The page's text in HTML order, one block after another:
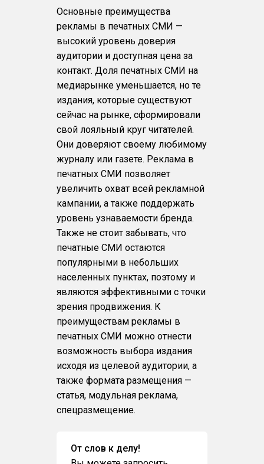
Основные преимущества
рекламы в печатных СМИ —
высокий уровень доверия
аудитории и доступная цена за
контакт. Доля печатных СМИ на
медиарынке уменьшается, но те
издания, которые существуют
сейчас на рынке, сформировали
свой лояльный круг читателей.
Они доверяют своему любимому
журналу или газете. Реклама в
печатных СМИ позволяет
увеличить охват всей рекламной
кампании, а также поддержать
уровень узнаваемости бренда.
Также не стоит забывать, что
печатные СМИ остаются
популярными в небольших
населенных пунктах, поэтому и
являются эффективными с точки
зрения продвижения. К
преимуществам рекламы в
печатных СМИ можно отнести
возможность выбора издания
исходя из целевой аудитории, а
также формата размещения —
статья, модульная реклама,
спецразмещение.
От слов к делу!